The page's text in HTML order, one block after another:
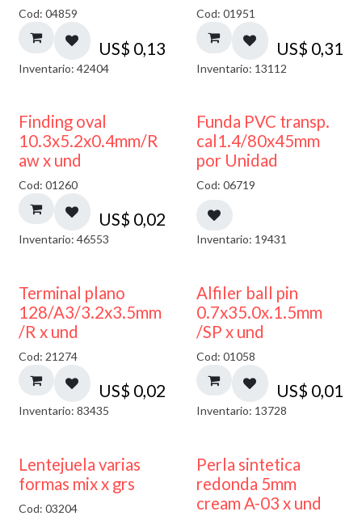
Cod: 04859
US$ 0,13
Inventario: 42404
Cod: 01951
US$ 0,31
Inventario: 13112
Finding oval
10.3x5.2x0.4mm/R
aw x und
Cod: 01260
US$ 0,02
Inventario: 46553
Funda PVC transp.
cal1.4/80x45mm
por Unidad
Cod: 06719
Inventario: 19431
Terminal plano
128/A3/3.2x3.5mm
/R x und
Cod: 21274
US$ 0,02
Inventario: 83435
Alfiler ball pin
0.7x35.0x.1.5mm
/SP x und
Cod: 01058
US$ 0,01
Inventario: 13728
Lentejuela varias
formas mix x grs
Cod: 03204
Perla sintetica
redonda 5mm
cream A-03 x und